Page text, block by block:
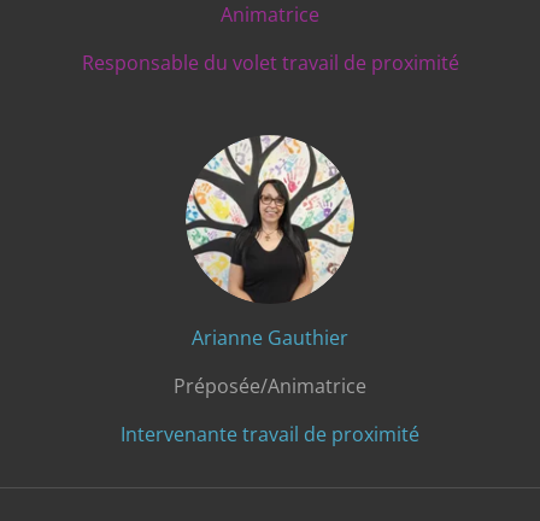
Animatrice
Responsable du volet travail de proximité
Arianne Gauthier
Préposée/Animatrice
Intervenante travail de proximité